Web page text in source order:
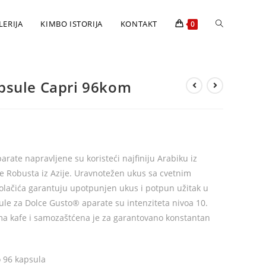
KIMBO ISTORIJA KONTAKT 0
Capri 96kom
napravljene su koristeći najfiniju Arabiku iz
iz Azije. Uravnotežen ukus sa cvetnim
garantuju upotpunjen ukus i potpun užitak u
za Dolce Gusto® aparate su intenziteta nivoa 10.
kafe i samozaštćena je za garantovano konstantan
96 kapsula